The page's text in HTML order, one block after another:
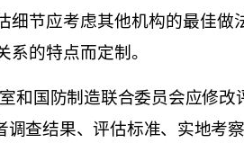
细节应考虑其他机构的最佳
的特点而定制。
和国防制造联合委员会应修
查结果、评估标准、实地考